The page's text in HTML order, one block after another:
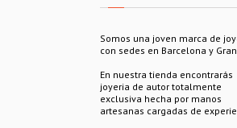
Somos una joven marca de
con sedes en Barcelona y
En nuestra tienda encontrarás
joyeria de autor totalmente
exclusiva hecha por manos
artesanas cargadas de